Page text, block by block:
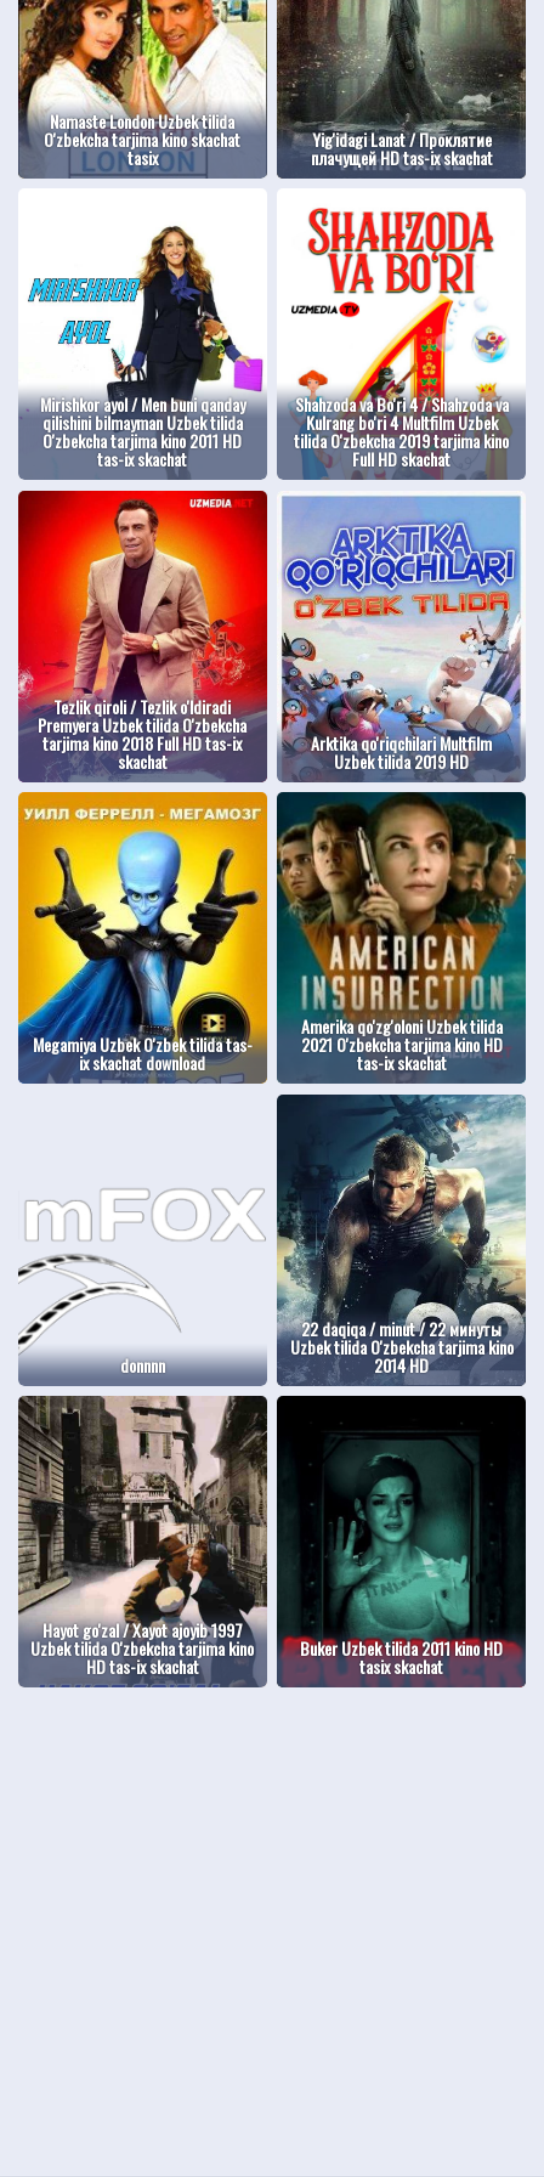
Namaste London Uzbek tilida
O'zbekcha tarjima kino skachat
tasix
Yig'idagi Lanat / Проклятие
плачущей HD tas-ix skachat
Mirishkor ayol / Men buni qanday
qilishini bilmayman Uzbek tilida
O'zbekcha tarjima kino 2011 HD
tas-ix skachat
Shahzoda va Bo'ri 4 / Shahzoda va
Kulrang bo'ri 4 Multfilm Uzbek
tilida O'zbekcha 2019 tarjima kino
Full HD skachat
Tezlik qiroli / Tezlik o'ldiradi
Premyera Uzbek tilida O'zbekcha
tarjima kino 2018 Full HD tas-ix
skachat
Arktika qo'riqchilari Multfilm
Uzbek tilida 2019 HD
Megamiya Uzbek O'zbek tilida tas-
ix skachat download
Amerika qo'zg'oloni Uzbek tilida
2021 O'zbekcha tarjima kino HD
tas-ix skachat
donnnn
22 daqiqa / minut / 22 минуты
Uzbek tilida O'zbekcha tarjima kino
2014 HD
Hayot go'zal / Xayot ajoyib 1997
Uzbek tilida O'zbekcha tarjima kino
HD tas-ix skachat
Buker Uzbek tilida 2011 kino HD
tasix skachat